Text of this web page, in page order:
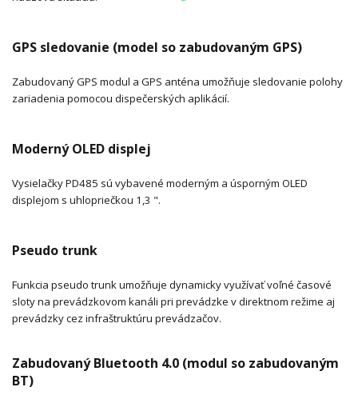
GPS sledovanie (model so zabudovaným GPS)
Zabudovaný GPS modul a GPS anténa umožňuje sledovanie polohy
zariadenia pomocou dispečerských aplikácií.
Moderný OLED displej
Vysielačky PD485 sú vybavené moderným a úsporným OLED
displejom s uhlopriečkou 1,3 ".
Pseudo trunk
Funkcia pseudo trunk umožňuje dynamicky využívať voľné časové
sloty na prevádzkovom kanáli pri prevádzke v direktnom režime aj
prevádzky cez infraštruktúru prevádzačov.
Zabudovaný Bluetooth 4.0 (modul so zabudovaným
BT)